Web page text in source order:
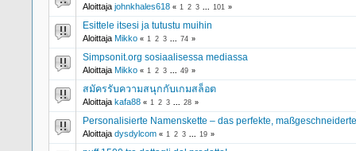
Aloittaja johnkhales618 « 1 2 3 101 »
Esittele itsesi ja tutustu muihin
Aloittaja Mikko « 1 2 3 74 »
Simpsonit.org sosiaalisessa mediassa
Aloittaja Mikko « 1 2 3 49 »
สมัครรับความสนุกกับเกมสล็อต
Aloittaja kafa88 « 1 2 3 28 »
Personalisierte Namenskette – das perfekte,
Aloittaja dysdylcom « 1 2 3 19 »